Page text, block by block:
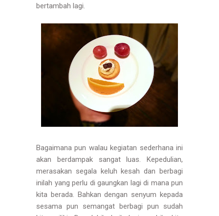
bertambah lagi.
Bagaimana pun walau kegiatan sederhana ini
akan berdampak sangat luas. Kepedulian,
merasakan segala keluh kesah dan berbagi
inilah yang perlu di gaungkan lagi di mana pun
kita berada. Bahkan dengan senyum kepada
sesama pun semangat berbagi pun sudah